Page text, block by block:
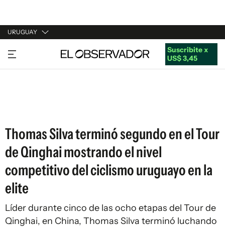
URUGUAY
URUGUAY
ARGENTINA
Suscribite x
US$ 3,45
Thomas Silva terminó segundo en el Tour
de Qinghai mostrando el nivel
competitivo del ciclismo uruguayo en la
elite
Líder durante cinco de las ocho etapas del Tour de
Qinghai, en China, Thomas Silva terminó luchando